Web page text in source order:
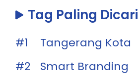
Tag Paling Dicari
#1
Tangerang Kota
#2
Smart Branding